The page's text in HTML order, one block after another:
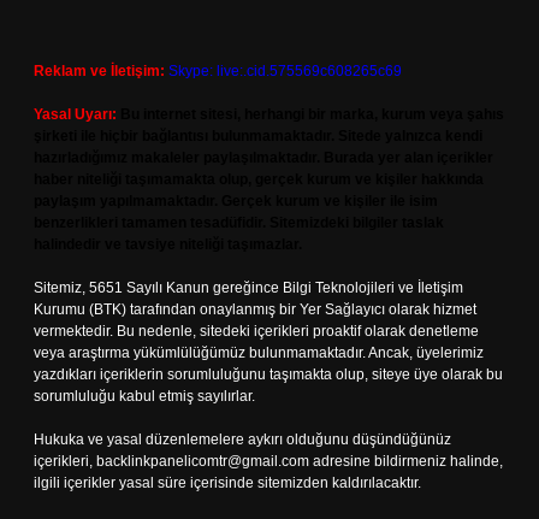
Reklam ve İletişim: Skype: live:.cid.575569c608265c69
Yasal Uyarı:
Sitemiz, 5651 Sayılı Kanun gereğince Bilgi Teknolojileri ve İletişim
Kurumu (BTK) tarafından onaylanmış bir Yer Sağlayıcı olarak hizmet
vermektedir. Bu nedenle, sitedeki içerikleri proaktif olarak denetleme
veya araştırma yükümlülüğümüz bulunmamaktadır. Ancak, üyelerimiz
yazdıkları içeriklerin sorumluluğunu taşımakta olup, siteye üye olarak bu
sorumluluğu kabul etmiş sayılırlar.
Hukuka ve yasal düzenlemelere aykırı olduğunu düşündüğünüz
içerikleri, backlinkpanelicomtr@gmail.com adresine bildirmeniz halinde,
ilgili içerikler yasal süre içerisinde sitemizden kaldırılacaktır.